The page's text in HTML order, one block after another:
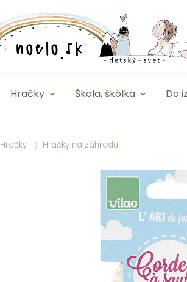
Hračky Škola, škôlka Do
Hračky ❯ Hračky na záhradu